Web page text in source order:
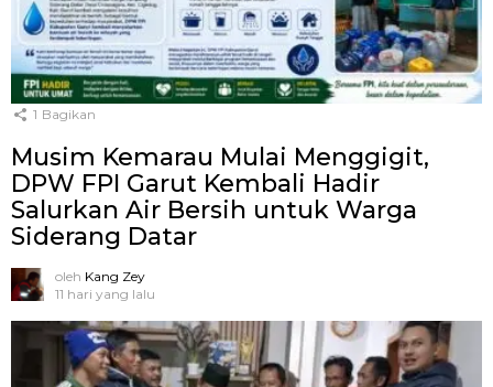
1 Bagikan
Musim Kemarau Mulai Menggigit,
DPW FPI Garut Kembali Hadir
Salurkan Air Bersih untuk Warga
Siderang Datar
oleh Kang Zey
11 hari yang lalu